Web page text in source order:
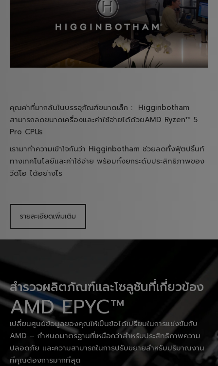
คุณค่าที่มากล้นในบรรจุภัณฑ์ขนาดเล็ก : Higginbotham
สามารถลดขนาดเครื่องและค่าใช้จ่ายได้ด้วยAMD Ryzen™ 5
Pro CPUs
เรามาทำความเข้าใจกันว่า Higginbotham ช่วยลดทั้งฟุ้ตปริ้นท์
ทางเทคโนโลยีและค่าใช้จ่าย พร้อมทั้งยกระดับประสิทธิภาพของ
วีดีโอ ได้อย่างไร
รายละเอียดเพิ่มเติม
สำรวจผลิตภัณฑ์และโซลูชันที่เกี่ยวข้อง
AMD EPYC™
เปลี่ยนศูนย์ข้อมูลของคุณให้เป็นข้อได้เปรียบในการแข่งขันกับ
AMD – กำหนดมาตรฐานที่เหนือกว่าสำหรับประสิทธิภาพความ
ปลอดภัย และความสามารถในการปรับขยายสำหรับปริมาณงาน
ที่คุณต้องการมากที่สุด